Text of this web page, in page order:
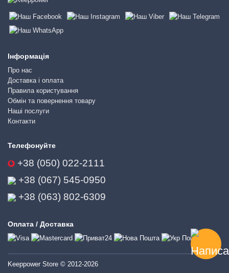
Інформація
Про нас
Доставка і оплата
Правила користування
Обмін та повернення товару
Наші послуги
Контакти
Телефонуйте
+38 (050) 022-2111
+38 (067) 545-0950
+38 (063) 802-6309
Оплата / Доставка
Keeppower Store © 2012-2026